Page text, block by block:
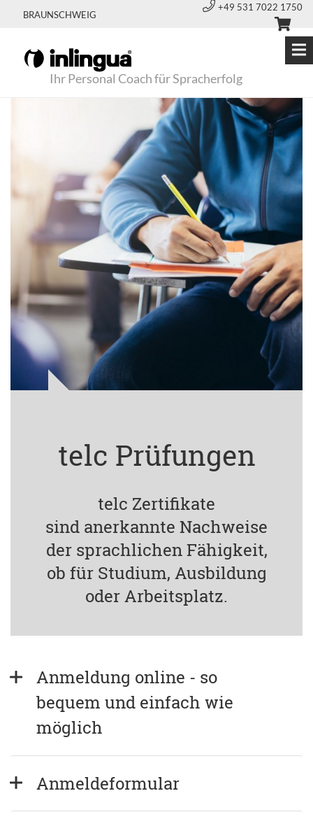
BRAUNSCHWEIG
+49 531 7022 1750
Ihr Personal Coach für Spracherfolg
telc Prüfungen
telc Zertifikate
sind anerkannte Nachweise
der sprachlichen Fähigkeit,
ob für Studium, Ausbildung
oder Arbeitsplatz.
Anmeldung online - so
bequem und einfach wie
möglich
Anmeldeformular